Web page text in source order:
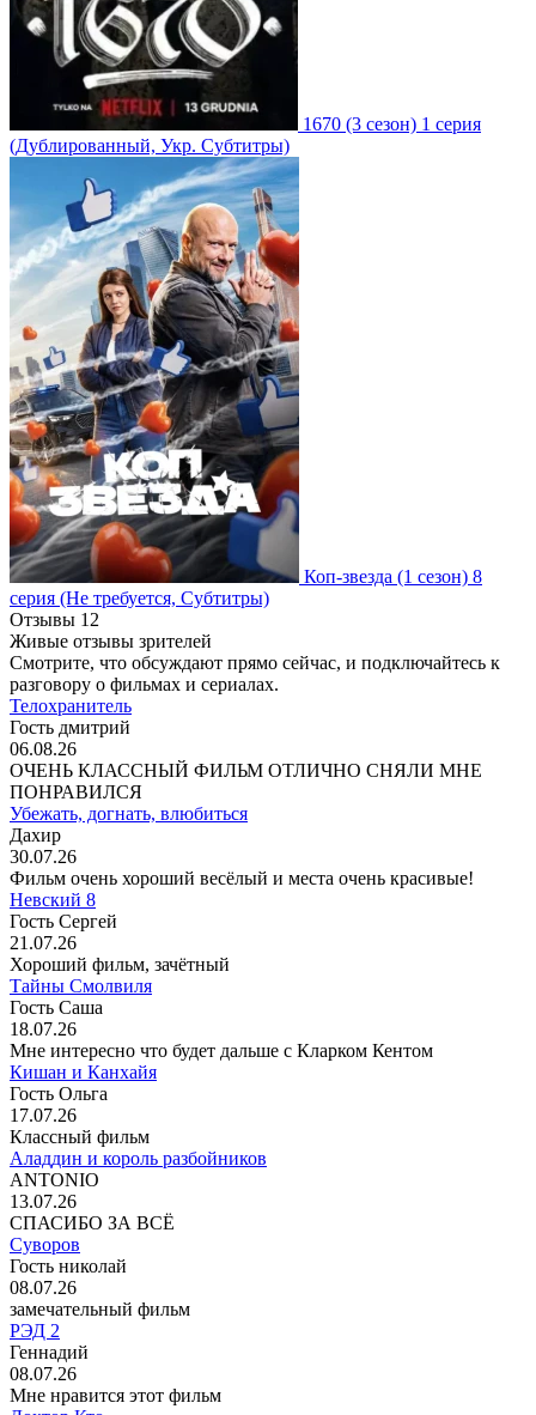
1670 (3 сезон) 1 серия
(Дублированный, Укр. Субтитры)
Коп-звезда (1 сезон) 8
серия (Не требуется, Субтитры)
Отзывы 12
Живые отзывы зрителей
Смотрите, что обсуждают прямо сейчас, и подключайтесь к
разговору о фильмах и сериалах.
Телохранитель
Гость дмитрий
06.08.26
ОЧЕНЬ КЛАССНЫЙ ФИЛЬМ ОТЛИЧНО СНЯЛИ МНЕ
ПОНРАВИЛСЯ
Убежать, догнать, влюбиться
Дахир
30.07.26
Фильм очень хороший весёлый и места очень красивые!
Невский 8
Гость Сергей
21.07.26
Хороший фильм, зачётный
Тайны Смолвиля
Гость Саша
18.07.26
Мне интересно что будет дальше с Кларком Кентом
Кишан и Канхайя
Гость Ольга
17.07.26
Классный фильм
Аладдин и король разбойников
ANTONIO
13.07.26
СПАСИБО ЗА ВСЁ
Суворов
Гость николай
08.07.26
замечательный фильм
РЭД 2
Геннадий
08.07.26
Мне нравится этот фильм